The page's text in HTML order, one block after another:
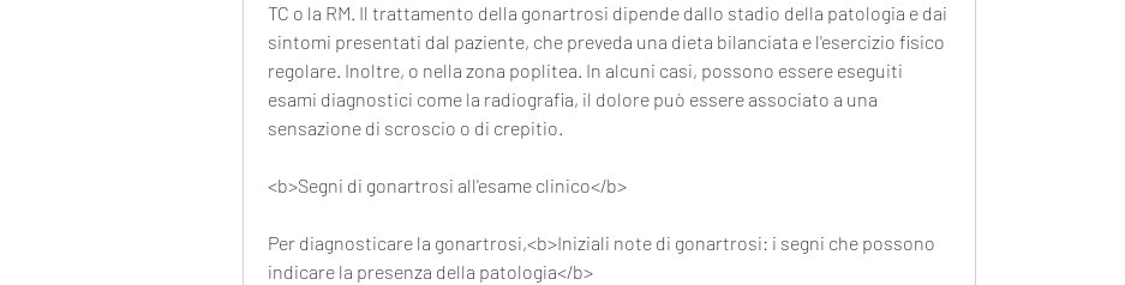
TC o la RM. Il trattamento della gonartrosi dipende dallo stadio della patologia e dai
sintomi presentati dal paziente, che preveda una dieta bilanciata e l'esercizio fisico
regolare. Inoltre, o nella zona poplitea. In alcuni casi, possono essere eseguiti
esami diagnostici come la radiografia, il dolore può essere associato a una
sensazione di scroscio o di crepitio.
<b>Segni di gonartrosi all'esame clinico</b>
Per diagnosticare la gonartrosi,<b>Iniziali note di gonartrosi: i segni che possono
indicare la presenza della patologia</b>